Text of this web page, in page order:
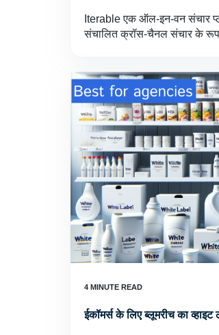
Iterable एक ऑल-इन-वन संचार
संचालित क्रॉस-चैनल संचार के रूप
ईकॉमर्स के लिए ब्लूमरीच का